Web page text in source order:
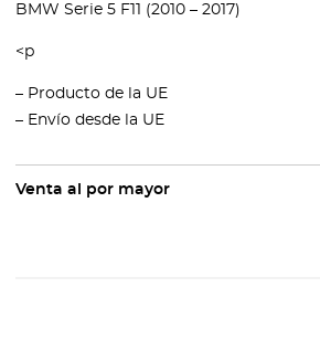
BMW Serie 5 F11 (2010 – 2017)
<p
– Producto de la UE
– Envío desde la UE
Venta al por mayor